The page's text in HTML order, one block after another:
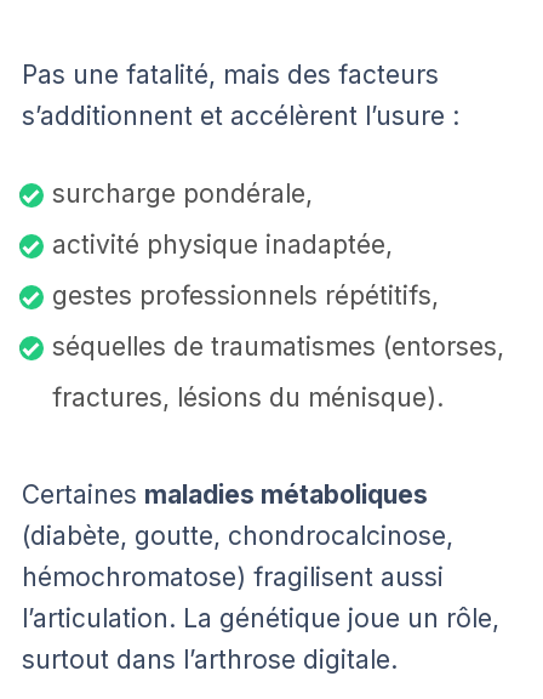
Pas une fatalité, mais des facteurs
s’additionnent et accélèrent l’usure :
surcharge pondérale,
activité physique inadaptée,
gestes professionnels répétitifs,
séquelles de traumatismes (entorses,
fractures, lésions du ménisque).
Certaines maladies métaboliques
(diabète, goutte, chondrocalcinose,
hémochromatose) fragilisent aussi
l’articulation. La génétique joue un rôle,
surtout dans l’arthrose digitale.